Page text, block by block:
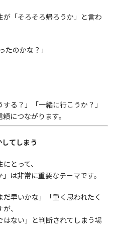
「そろそろ帰ろうか」と言わ
たのかな？」
る？」「一緒に行こうか？」
頼につながります。
てしまう
とって、
は非常に重要なテーマです。
早いかな」「重く思われたく
、
ない」と判断されてしまう場